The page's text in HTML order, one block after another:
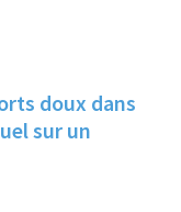
doux dans
sur un